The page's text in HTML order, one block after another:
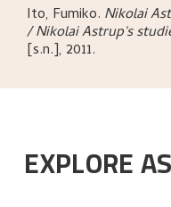
Ito, Fumiko. Nikolai
/ Nikolai Astrup's
[s.n.], 2011.
EXPLORE